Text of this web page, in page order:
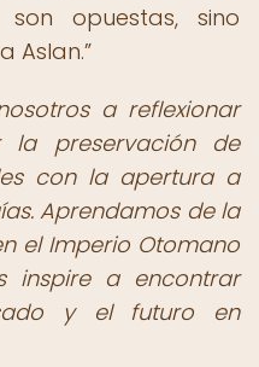
opuestas, sino
Aslan.
a reflexionar
la preservación de
con la apertura a
Aprendamos de la
el Imperio Otomano
inspire a encontrar
y el futuro en